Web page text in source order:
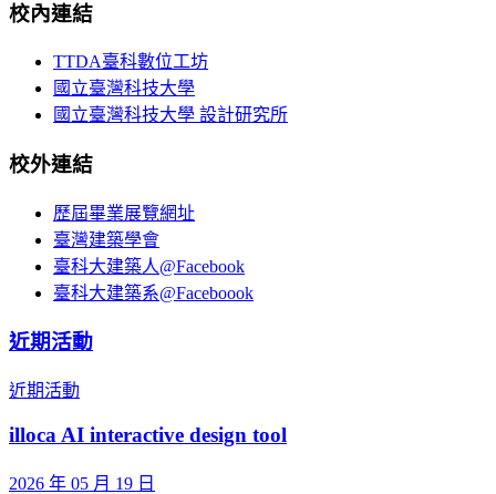
校內連結
TTDA臺科數位工坊
國立臺灣科技大學
國立臺灣科技大學 設計研究所
校外連結
歷屆畢業展覽網址
臺灣建築學會
臺科大建築人@Facebook
臺科大建築系@Faceboook
近期活動
近期活動
illoca AI interactive design tool
2026 年 05 月 19 日